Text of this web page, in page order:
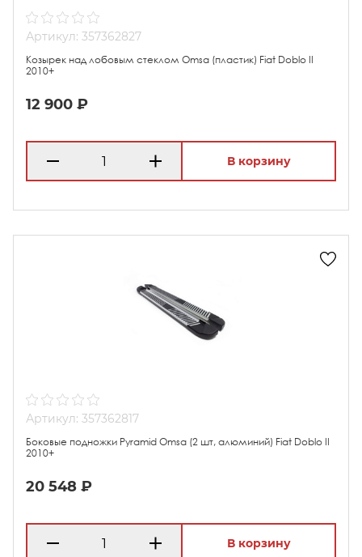
Артикул: 357362827
Козырек над лобовым стеклом Omsa (пластик) Fiat Doblo II
2010+
12 900 ₽
В корзину
Артикул: 357362817
Боковые подножки Pyramid Omsa (2 шт, алюминий) Fiat Doblo II
2010+
20 548 ₽
В корзину